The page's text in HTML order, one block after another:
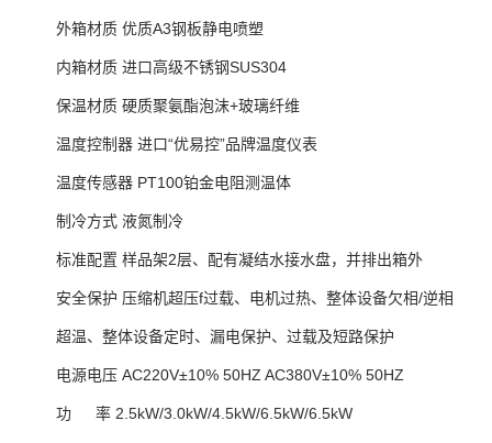
外箱材质 优质A3钢板静电喷塑
内箱材质 进口高级不锈钢SUS304
保温材质 硬质聚氨酯泡沫+玻璃纤维
温度控制器 进口“优易控”品牌温度仪表
温度传感器 PT100铂金电阻测温体
制冷方式 液氮制冷
标准配置 样品架2层、配有凝结水接水盘，并排出箱外
安全保护 压缩机超压f过载、电机过热、整体设备欠相/逆相
超温、整体设备定时、漏电保护、过载及短路保护
电源电压 AC220V±10% 50HZ AC380V±10% 50HZ
功 率 2.5kW/3.0kW/4.5kW/6.5kW/6.5kW